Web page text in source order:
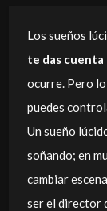
Los sueños
te das cuenta
ocurre. Pero lo
puedes
Un sueño
soñando; en
cambiar
ser el director